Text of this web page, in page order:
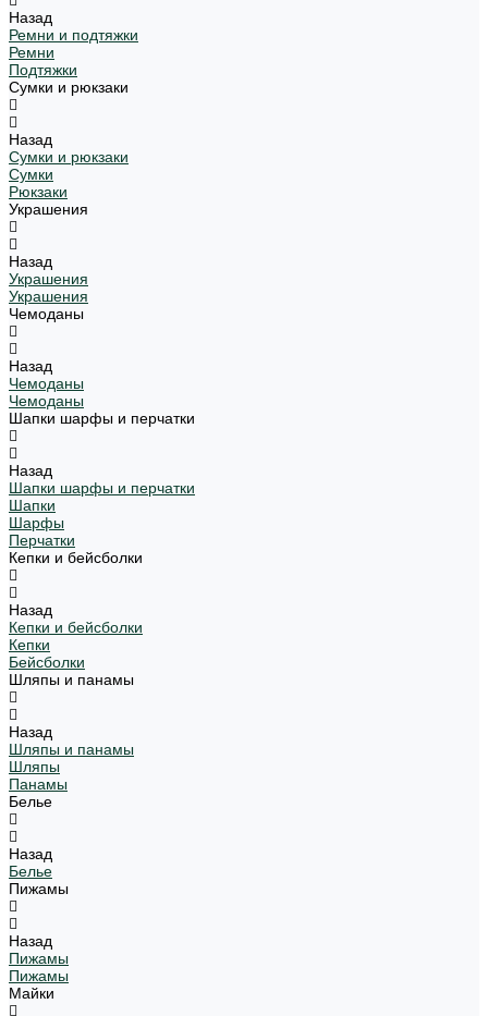
Назад
Ремни и подтяжки
Ремни
Подтяжки
Сумки и рюкзаки
Назад
Сумки и рюкзаки
Сумки
Рюкзаки
Украшения
Назад
Украшения
Украшения
Чемоданы
Назад
Чемоданы
Чемоданы
Шапки шарфы и перчатки
Назад
Шапки шарфы и перчатки
Шапки
Шарфы
Перчатки
Кепки и бейсболки
Назад
Кепки и бейсболки
Кепки
Бейсболки
Шляпы и панамы
Назад
Шляпы и панамы
Шляпы
Панамы
Белье
Назад
Белье
Пижамы
Назад
Пижамы
Пижамы
Майки